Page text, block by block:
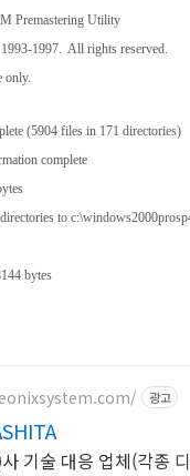
Premastering Utility
1997. All rights reserved.
only.
(5904 files in 171 directories)
complete
to
bytes
광고
기술 대응 업체(각종